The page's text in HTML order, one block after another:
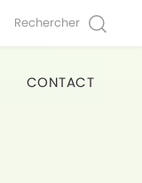
Rechercher
CONTACT